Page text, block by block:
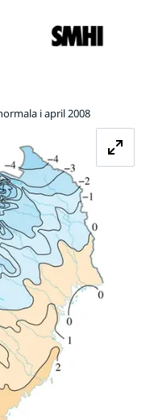
i april 2008